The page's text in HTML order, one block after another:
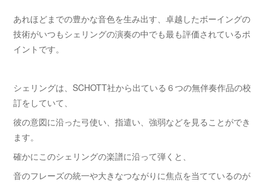
あれほどまでの豊かな音色を生み出す、卓越したボーイングの
技術がいつもシェリングの演奏の中でも最も評価されているポ
イントです。
シェリングは、SCHOTT社から出ている６つの無伴奏作品の校
訂をしていて、
彼の意図に沿った弓使い、指遣い、強弱などを見ることができ
ます。
確かにこのシェリングの楽譜に沿って弾くと、
音のフレーズの統一や大きなつながりに焦点を当てているのが